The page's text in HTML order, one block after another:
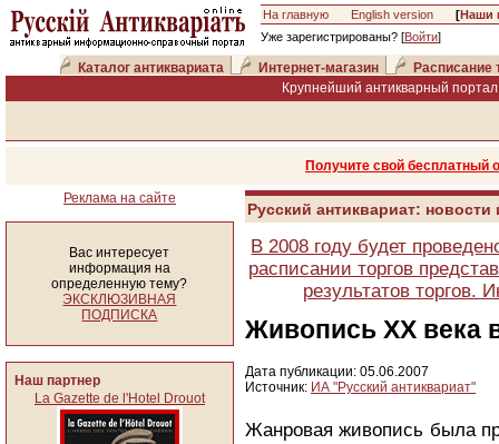
На главную English version [Наши
Уже зарегистрированы? [Войти]
Каталог антиквариата Интернет-магазин
Расписание
Крупнейший антикварный
Получите свой
Реклама на сайте
Вас интересует
информация на
определенную тему?
ЭКСКЛЮЗИВНАЯ
ПОДПИСКА
Наш партнер
La Gazette de l'Hotel Drouot
Русский антиквариат:
В 2008 году будет
расписании торгов
результатов торгов.
Живопись XX века
Дата публикации: 05.06.2007
Источник: ИА "Русский антиквариат"
Жанровая живопись была